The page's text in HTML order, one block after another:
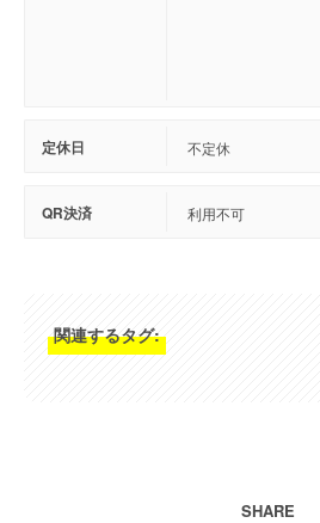
定休日 不定休
QR決済 利用不可
関連するタグ:
SHARE